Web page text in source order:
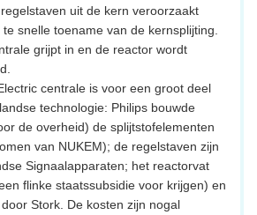
uit de kern veroorzaakt
snelle toename van de kernsplijting.
grijpt in en de reactor wordt
centrale is voor een groot deel
technologie: Philips bouwde
de overheid) de splijtstofelementen
van NUKEM); de regelstaven zijn
Signaalapparaten; het reactorvat
flinke staatssubsidie voor krijgen) en
Stork. De kosten zijn nogal